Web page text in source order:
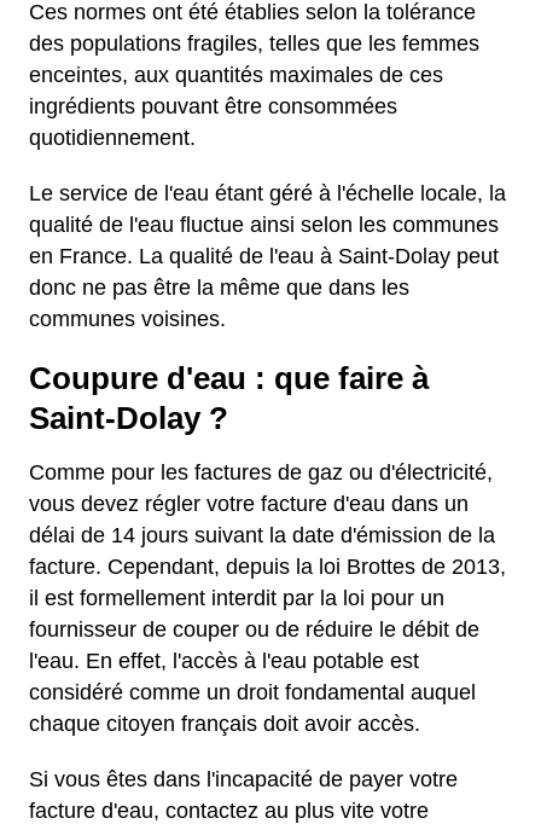
Ces normes ont été établies selon la tolérance
des populations fragiles, telles que les femmes
enceintes, aux quantités maximales de ces
ingrédients pouvant être consommées
quotidiennement.
Le service de l'eau étant géré à l'échelle locale, la
qualité de l'eau fluctue ainsi selon les communes
en France. La qualité de l'eau à Saint-Dolay peut
donc ne pas être la même que dans les
communes voisines.
Coupure d'eau : que faire à
Saint-Dolay ?
Comme pour les factures de gaz ou d'électricité,
vous devez régler votre facture d'eau dans un
délai de 14 jours suivant la date d'émission de la
facture. Cependant, depuis la loi Brottes de 2013,
il est formellement interdit par la loi pour un
fournisseur de couper ou de réduire le débit de
l'eau. En effet, l'accès à l'eau potable est
considéré comme un droit fondamental auquel
chaque citoyen français doit avoir accès.
Si vous êtes dans l'incapacité de payer votre
facture d'eau, contactez au plus vite votre